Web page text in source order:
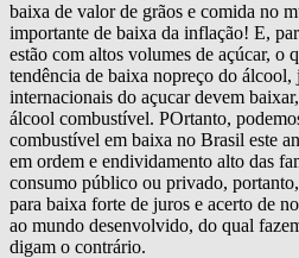
baixa de valor de grãos e comida no
importante de baixa da inflação! E,
estão com altos volumes de açúcar, o
tendência de baixa nopreço do álcool,
internacionais do açucar devem
álcool combustível. POrtanto,
combustível em baixa no Brasil este
em ordem e endividamento alto das
consumo público ou privado,
para baixa forte de juros e acerto de
ao mundo desenvolvido, do qual
digam o contrário.